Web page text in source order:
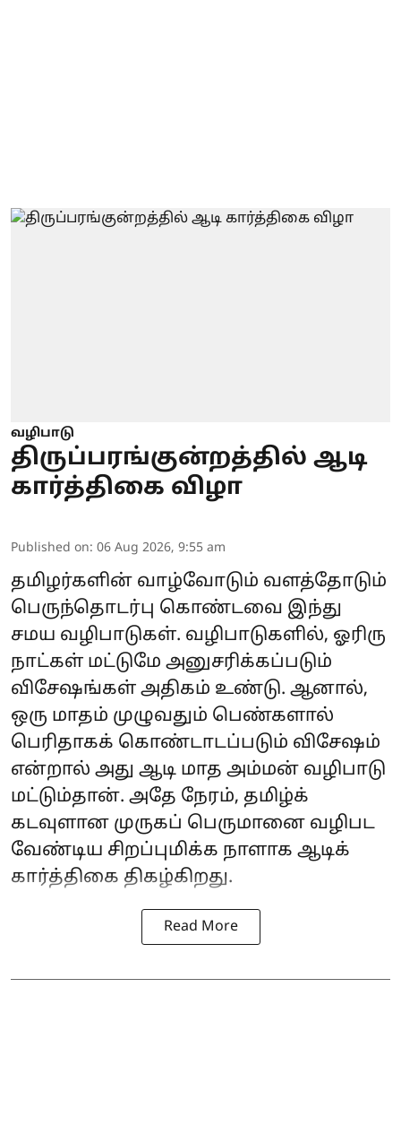
வழிபாடு
திருப்பரங்குன்றத்தில் ஆடி
கார்த்திகை விழா
Published on: 06 Aug 2026, 9:55 am
தமிழர்களின் வாழ்வோடும் வளத்தோடும்
பெருந்தொடர்பு கொண்டவை இந்து
சமய வழிபாடுகள். வழிபாடுகளில், ஓரிரு
நாட்கள் மட்டுமே அனுசரிக்கப்படும்
விசேஷங்கள் அதிகம் உண்டு. ஆனால்,
ஒரு மாதம் முழுவதும் பெண்களால்
பெரிதாகக் கொண்டாடப்படும் விசேஷம்
என்றால் அது ஆடி மாத அம்மன் வழிபாடு
மட்டும்தான். அதே நேரம், தமிழ்க்
கடவுளான முருகப் பெருமானை வழிபட
வேண்டிய சிறப்புமிக்க நாளாக ஆடிக்
கார்த்திகை திகழ்கிறது.
Read More